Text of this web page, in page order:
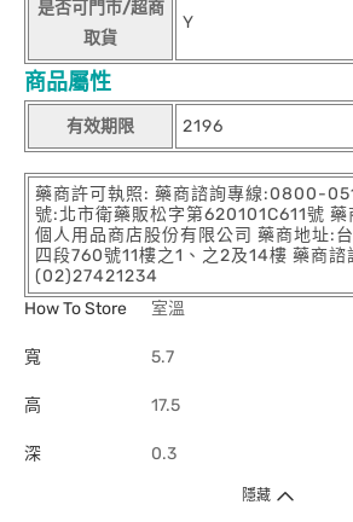
是否可門市/超商
取貨
Y
商品屬性
有效期限 2196
藥商許可執照: 藥商諮詢專線:0800-
號:北市衛藥販松字第620101C611號
個人用品商店股份有限公司 藥商地址:
四段760號11樓之1、之2及14樓 藥商諮
(02)27421234
How To Store
室溫
寬 5.7
高 17.5
深 0.3
隱藏